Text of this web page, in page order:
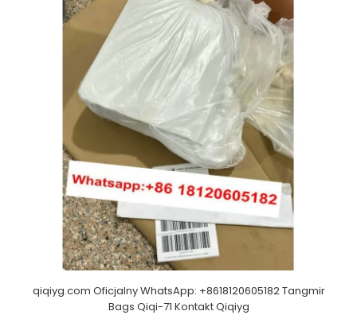
qiqiyg.com Oficjalny WhatsApp: +8618120605182 Tangmir
Bags Qiqi-71 Kontakt Qiqiyg